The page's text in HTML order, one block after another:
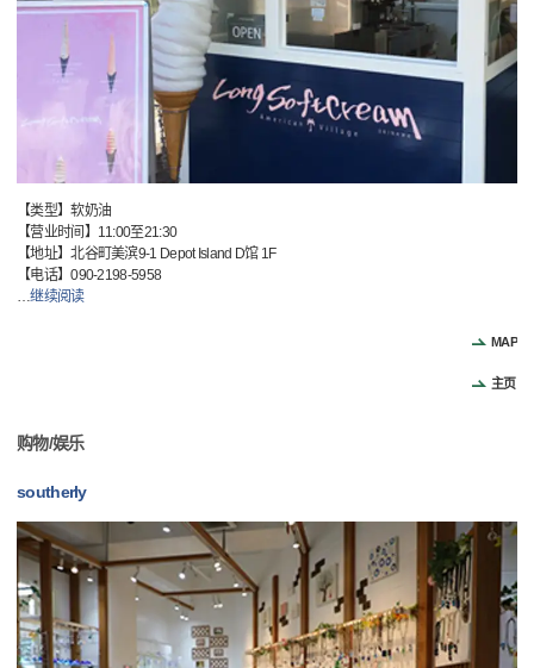
【类型】软奶油
【营业时间】11:00至21:30
【地址】北谷町美滨9-1 Depot Island D馆 1F
【电话】090-2198-5958
…继续阅读
MAP
主页
购物/娱乐
southerly